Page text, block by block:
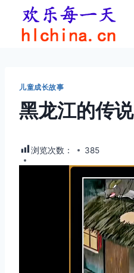
儿童成长故事
黑龙江的传说
浏览次数： 385